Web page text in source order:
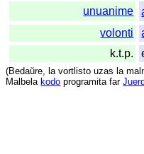
unuanime
volonti
k.t.p.
(Bedaŭre, la vortlisto uzas la
Malbela kodo programita far